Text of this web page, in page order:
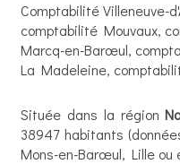
Comptabilité Villeneuve-
comptabilité Mouvaux,
Marcq-en-Barœul,
La Madeleine,
Située dans la région
38947 habitants
Mons-en-Barœul, Lille